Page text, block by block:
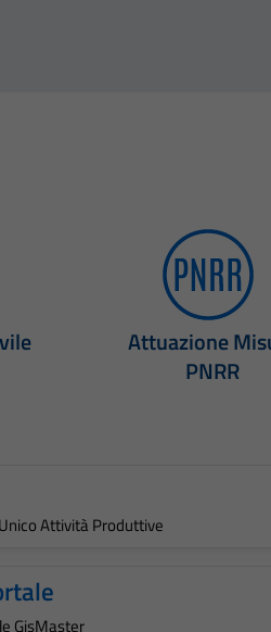
Attuazione
PNRR
Attività Produttive
GisMaster